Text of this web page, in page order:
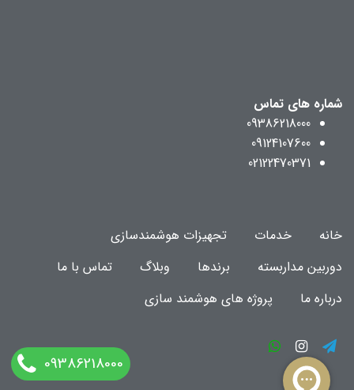
شماره های تماس
09386218000
09124107600
02122470371
خانه خدمات
تجهیزات هوشمندسازی
دوربین مداربسته
برندها وبلاگ
تماس با ما
درباره ما
پروژه های هوشمند سازی
09386218000